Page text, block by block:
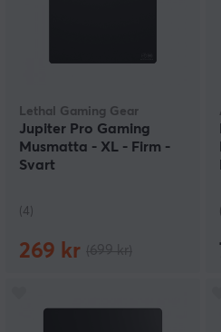
Lethal Gaming Gear
Jupiter Pro Gaming
Musmatta - XL - Firm -
Svart
(4)
269 kr